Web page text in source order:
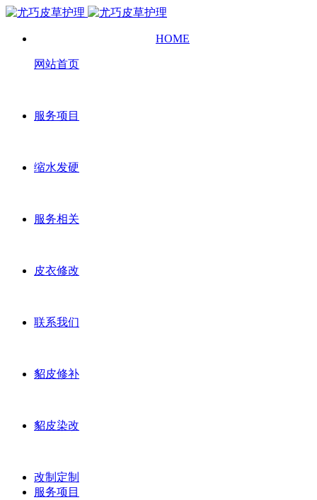
HOME
网站首页
服务项目
缩水发硬
服务相关
皮衣修改
联系我们
貂皮修补
貂皮染改
改制定制
服务项目